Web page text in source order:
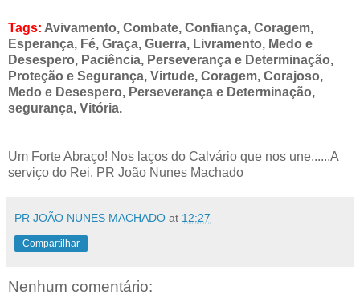
Tags: Avivamento, Combate, Confiança, Coragem,
Esperança, Fé, Graça, Guerra, Livramento, Medo e
Desespero, Paciência, Perseverança e Determinação,
Proteção e Segurança, Virtude, Coragem, Corajoso,
Medo e Desespero, Perseverança e Determinação,
segurança, Vitória.
Um Forte Abraço! Nos laços do Calvário que nos une......A
serviço do Rei, PR João Nunes Machado
PR JOÃO NUNES MACHADO at 12:27
Compartilhar
Nenhum comentário: